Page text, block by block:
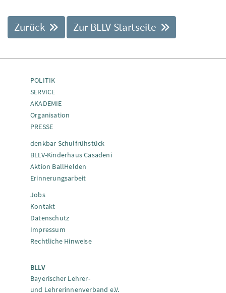
Zurück Zur BLLV Startseite
POLITIK
SERVICE
AKADEMIE
Organisation
PRESSE
denkbar Schulfrühstück
BLLV-Kinderhaus Casadeni
Aktion BallHelden
Erinnerungsarbeit
Jobs
Kontakt
Datenschutz
Impressum
Rechtliche Hinweise
BLLV
Bayerischer Lehrer-
und Lehrerinnenverband e.V.